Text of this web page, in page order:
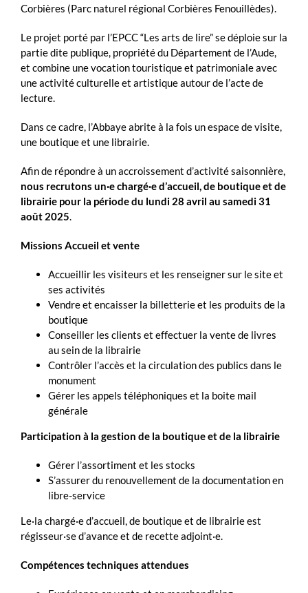
Corbières (Parc naturel régional Corbières Fenouillèdes).
Le projet porté par l’EPCC “Les arts de lire” se déploie sur la
partie dite publique, propriété du Département de l’Aude,
et combine une vocation touristique et patrimoniale avec
une activité culturelle et artistique autour de l’acte de
lecture.
Dans ce cadre, l’Abbaye abrite à la fois un espace de visite,
une boutique et une librairie.
Afin de répondre à un accroissement d’activité saisonnière,
nous recrutons un·e chargé·e d’accueil, de boutique et de
librairie pour la période du lundi 28 avril au samedi 31
août 2025.
Missions Accueil et vente
Accueillir les visiteurs et les renseigner sur le site et
ses activités
Vendre et encaisser la billetterie et les produits de la
boutique
Conseiller les clients et effectuer la vente de livres
au sein de la librairie
Contrôler l’accès et la circulation des publics dans le
monument
Gérer les appels téléphoniques et la boite mail
générale
Participation à la gestion de la boutique et de la librairie
Gérer l’assortiment et les stocks
S’assurer du renouvellement de la documentation en
libre-service
Le·la chargé·e d’accueil, de boutique et de librairie est
régisseur·se d’avance et de recette adjoint·e.
Compétences techniques attendues